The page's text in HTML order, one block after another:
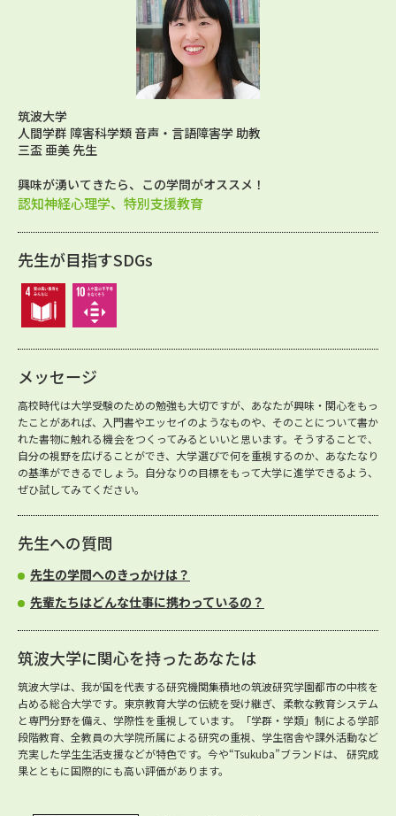
筑波大学
人間学群 障害科学類 音声・言語障害学 助教
三盃 亜美 先生
興味が湧いてきたら、この学問がオススメ！
認知神経心理学、特別支援教育
先生が目指すSDGs
メッセージ
高校時代は大学受験のための勉強も大切ですが、あなたが興味・関心をもっ
たことがあれば、入門書やエッセイのようなものや、そのことについて書か
れた書物に触れる機会をつくってみるといいと思います。そうすることで、
自分の視野を広げることができ、大学選びで何を重視するのか、あなたなり
の基準ができるでしょう。自分なりの目標をもって大学に進学できるよう、
ぜひ試してみてください。
先生への質問
先生の学問へのきっかけは？
先輩たちはどんな仕事に携わっているの？
筑波大学に関心を持ったあなたは
筑波大学は、我が国を代表する研究機関集積地の筑波研究学園都市の中核を
占める総合大学です。東京教育大学の伝統を受け継ぎ、柔軟な教育システム
と専門分野を備え、学際性を重視しています。「学群・学類」制による学部
段階教育、全教員の大学院所属による研究の重視、学生宿舎や課外活動など
充実した学生生活支援などが特色です。今や“Tsukuba”ブランドは、 研究成
果とともに国際的にも高い評価があります。